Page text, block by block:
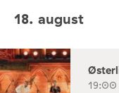
18. august